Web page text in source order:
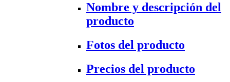
Nombre y descripción del
producto
Fotos del producto
Precios del producto